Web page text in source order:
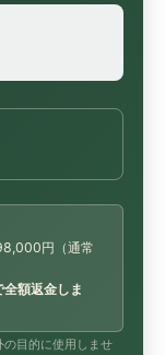
円（通常
額返金しま
目的に使用しませ